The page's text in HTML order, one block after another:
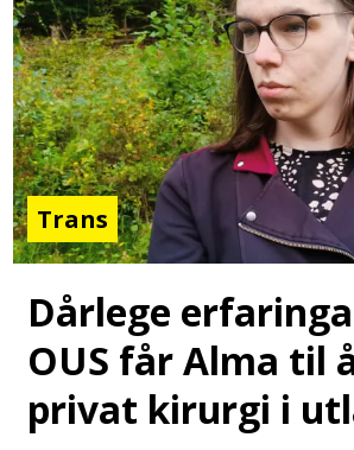
Trans
Dårlege
OUS får Alma til
privat kirurgi i